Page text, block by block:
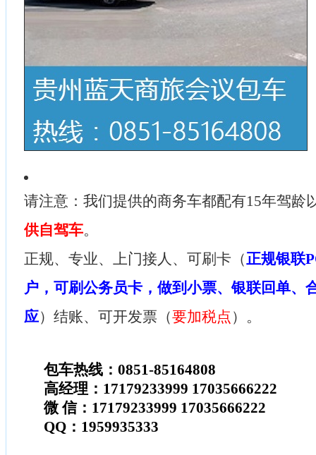
请注意：我们提供的商务车都配有15年驾龄
供自驾车。
正规、专业、上门接人、可刷卡（正规银联
户，可刷公务员卡，做到小票、银联回单、
应）结账、可开发票（要加税点 ）。
包车热线：0851-85164808
高经理：17179233999 17035666222
微 信：17179233999 17035666222
QQ：1959935333